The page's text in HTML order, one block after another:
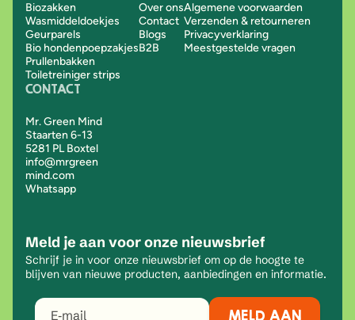
Biozakken
Wasmiddeldoekjes
Geurparels
Bio hondenpoepzakjes
Prullenbakken
Toiletreiniger strips
Over ons
Contact
Blogs
B2B
Algemene voorwaarden
Verzenden & retourneren
Privacyverklaring
Meestgestelde vragen
CONTACT
Mr. Green Mind
Staarten 6-13
5281 PL Boxtel
info@mrgreen
mind.com
Whatsapp
Meld je aan voor onze nieuwsbrief
Schrijf je in voor onze nieuwsbrief om op de hoogte te
blijven van nieuwe producten, aanbiedingen en informatie.
E‑mail MELD AAN